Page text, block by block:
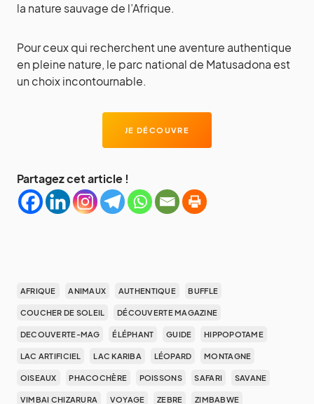
la nature sauvage de l’Afrique.
Pour ceux qui recherchent une aventure authentique
en pleine nature, le parc national de Matusadona est
un choix incontournable.
JE DÉCOUVRE
Partagez cet article !
AFRIQUE ANIMAUX AUTHENTIQUE BUFFLE
COUCHER DE SOLEIL DÉCOUVERTE MAGAZINE
DECOUVERTE-MAG ÉLÉPHANT GUIDE HIPPOPOTAME
LAC ARTIFICIEL LAC KARIBA LÉOPARD MONTAGNE
OISEAUX PHACOCHÈRE POISSONS SAFARI SAVANE
VIMBAI CHIZARURA VOYAGE ZEBRE ZIMBABWE